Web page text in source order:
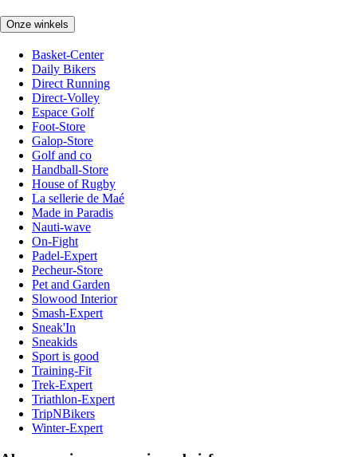
Onze winkels
Basket-Center
Daily Bikers
Direct Running
Direct-Volley
Espace Golf
Foot-Store
Galop-Store
Golf and co
Handball-Store
House of Rugby
La sellerie de Maé
Made in Paradis
Nauti-wave
On-Fight
Padel-Expert
Pecheur-Store
Pet and Garden
Slowood Interior
Smash-Expert
Sneak'In
Sneakids
Sport is good
Training-Fit
Trek-Expert
Triathlon-Expert
TripNBikers
Winter-Expert